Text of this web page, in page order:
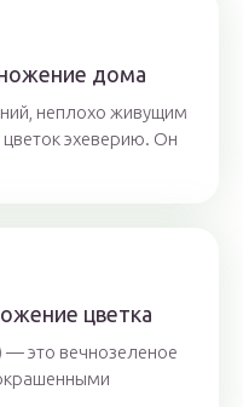
дома
неплохо живущим
цветок эхеверию. Он
цветка
— это вечнозеленое